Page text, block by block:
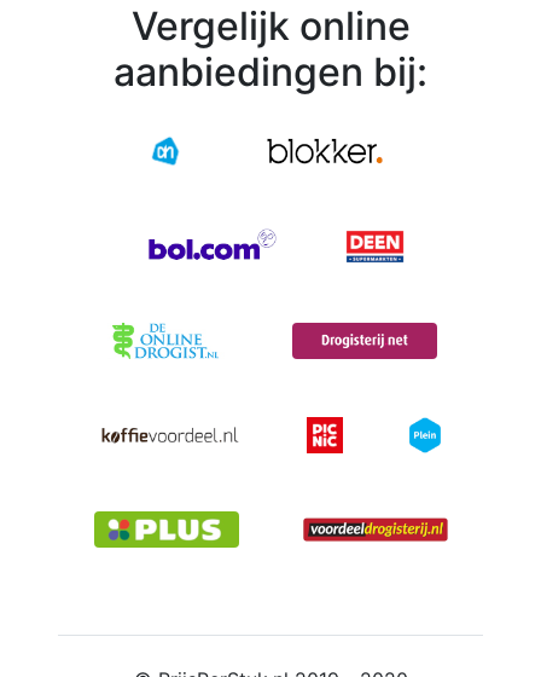
Vergelijk online
aanbiedingen bij: